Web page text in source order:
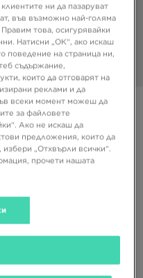
ни да пазаруват
във възможно най-голяма
това, осигурявайки
Натисни „ОК“, ако искаш
поведение на страница ни,
съдържание,
които да отговарят на
реклами и да
всеки момент можеш да
за файловете
Ако не искаш да
предложения, които да
„Отхвърли всички“.
прочети нашата